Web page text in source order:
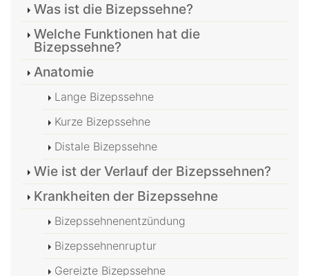
Was ist die Bizepssehne?
Welche Funktionen hat die
Bizepssehne?
Anatomie
Lange Bizepssehne
Kurze Bizepssehne
Distale Bizepssehne
Wie ist der Verlauf der Bizepssehnen?
Krankheiten der Bizepssehne
Bizepssehnenentzündung
Bizepssehnenruptur
Gereizte Bizepssehne